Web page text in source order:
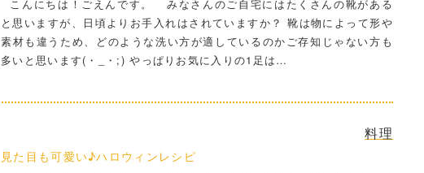
こんにちは！ごえんです。 みなさんのご自宅にはたくさんの靴がある
と思いますが、日頃よりお手入れはされていますか？ 靴は物によって形や
素材も違うため、どのような洗い方が適しているのかご存知じゃない方も
多いと思います(・_・;) やっぱりお気に入りの1足は…
料理
見た目も可愛い♪ハロウィンレシピ